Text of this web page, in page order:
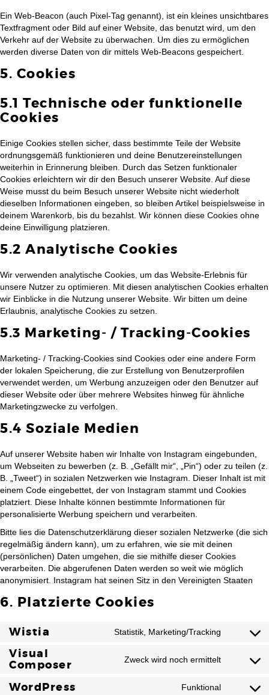
Ein Web-Beacon (auch Pixel-Tag genannt), ist ein kleines unsichtbares
Textfragment oder Bild auf einer Website, das benutzt wird, um den
Verkehr auf der Website zu überwachen. Um dies zu ermöglichen
werden diverse Daten von dir mittels Web-Beacons gespeichert.
5. Cookies
5.1 Technische oder funktionelle
Cookies
Einige Cookies stellen sicher, dass bestimmte Teile der Website
ordnungsgemäß funktionieren und deine Benutzereinstellungen
weiterhin in Erinnerung bleiben. Durch das Setzen funktionaler
Cookies erleichtern wir dir den Besuch unserer Website. Auf diese
Weise musst du beim Besuch unserer Website nicht wiederholt
dieselben Informationen eingeben, so bleiben Artikel beispielsweise in
deinem Warenkorb, bis du bezahlst. Wir können diese Cookies ohne
deine Einwilligung platzieren.
5.2 Analytische Cookies
Wir verwenden analytische Cookies, um das Website-Erlebnis für
unsere Nutzer zu optimieren. Mit diesen analytischen Cookies erhalten
wir Einblicke in die Nutzung unserer Website. Wir bitten um deine
Erlaubnis, analytische Cookies zu setzen.
5.3 Marketing- / Tracking-Cookies
Marketing- / Tracking-Cookies sind Cookies oder eine andere Form
der lokalen Speicherung, die zur Erstellung von Benutzerprofilen
verwendet werden, um Werbung anzuzeigen oder den Benutzer auf
dieser Website oder über mehrere Websites hinweg für ähnliche
Marketingzwecke zu verfolgen.
5.4 Soziale Medien
Auf unserer Website haben wir Inhalte von Instagram eingebunden,
um Webseiten zu bewerben (z. B. „Gefällt mir“, „Pin“) oder zu teilen (z.
B. „Tweet“) in sozialen Netzwerken wie Instagram. Dieser Inhalt ist mit
einem Code eingebettet, der von Instagram stammt und Cookies
platziert. Diese Inhalte können bestimmte Informationen für
personalisierte Werbung speichern und verarbeiten.
Bitte lies die Datenschutzerklärung dieser sozialen Netzwerke (die sich
regelmäßig ändern kann), um zu erfahren, wie sie mit deinen
(persönlichen) Daten umgehen, die sie mithilfe dieser Cookies
verarbeiten. Die abgerufenen Daten werden so weit wie möglich
anonymisiert. Instagram hat seinen Sitz in den Vereinigten Staaten
6. Platzierte Cookies
Wistia Statistik, Marketing/Tracking
Visual
Composer Zweck wird noch ermittelt
WordPress Funktional